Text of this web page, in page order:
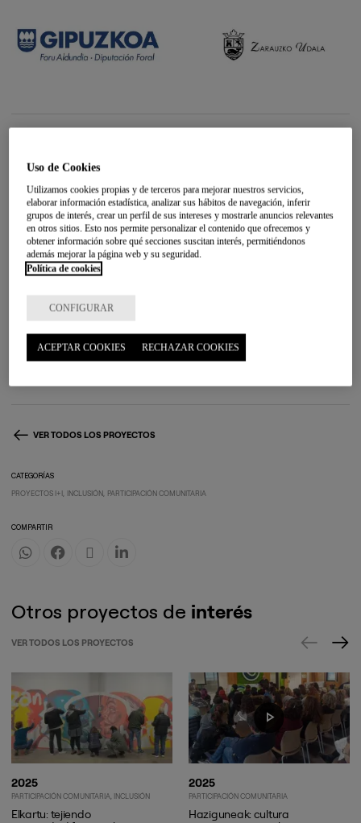
impacto
Protocolo de actuación
Protocolo de actuaciónentre el Departamento de Cuidados y Políticas
Sociales de la Diputación Foral de Gipuzkoa y el Ayuntamiento de Zarautz
Colaboración con otros agentes:Agipad, Caritas, Cruz Roja, Hotz
VER TODOS LOS PROYECTOS
CATEGORÍAS
PROYECTOS I+I INCLUSIÓN PARTICIPACIÓN COMUNITARIA
COMPARTIR
Otros proyectos de interés
VER TODOS LOS PROYECTOS
2025
PARTICIPACIÓN COMUNITARIA INCLUSIÓN
Elkartu: tejiendo
2025
PARTICIPACIÓN COMUNITARIA
Haziguneak: cultura
Uso de Cookies
Utilizamos cookies propias y de terceros para mejorar nuestros servicios,
elaborar información estadística, analizar sus hábitos de navegación, inferir
grupos de interés, crear un perfil de sus intereses y mostrarle anuncios relevantes
en otros sitios. Esto nos permite personalizar el contenido que ofrecemos y
obtener información sobre qué secciones suscitan interés, permitiéndonos
además mejorar la página web y su seguridad.
Política de cookies
CONFIGURAR
RECHAZAR COOKIES
ACEPTAR COOKIES